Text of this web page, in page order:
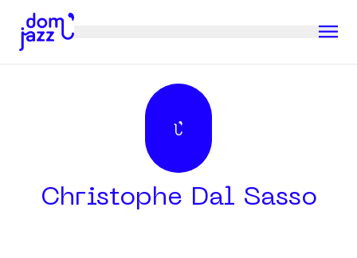
Christophe Dal Sasso